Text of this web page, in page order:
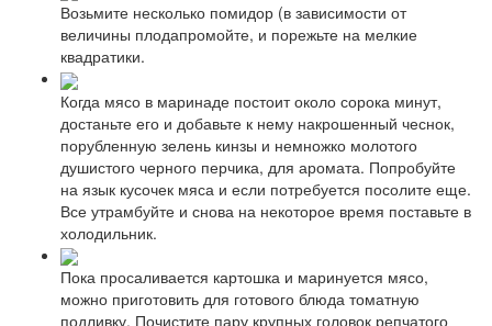
Возьмите несколько помидор (в зависимости от
величины плодапромойте, и порежьте на мелкие
квадратики.
Когда мясо в маринаде постоит около сорока минут,
достаньте его и добавьте к нему накрошенный чеснок,
порубленную зелень кинзы и немножко молотого
душистого черного перчика, для аромата. Попробуйте
на язык кусочек мяса и если потребуется посолите еще.
Все утрамбуйте и снова на некоторое время поставьте в
холодильник.
Пока просаливается картошка и маринуется мясо,
можно приготовить для готового блюда томатную
подливку. Почистите пару крупных головок репчатого